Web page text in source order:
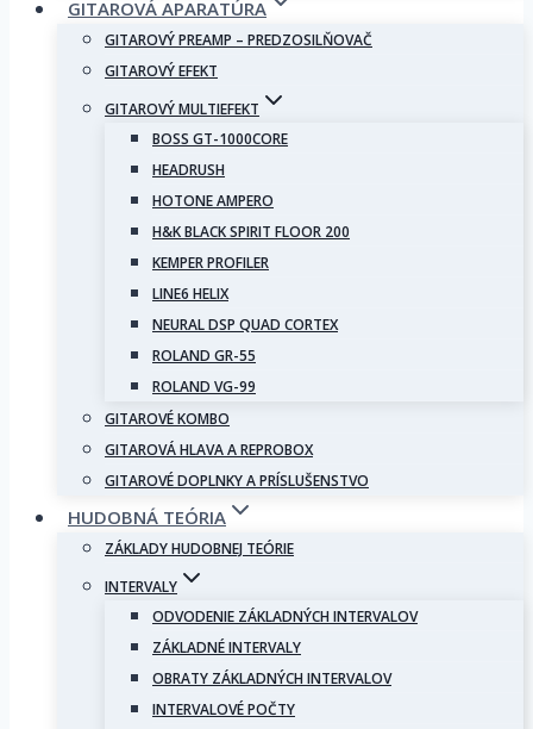
GITAROVÁ APARATÚRA
GITAROVÝ PREAMP – PREDZOSILŇOVAČ
GITAROVÝ EFEKT
GITAROVÝ MULTIEFEKT
BOSS GT-1000CORE
HEADRUSH
HOTONE AMPERO
H&K BLACK SPIRIT FLOOR 200
KEMPER PROFILER
LINE6 HELIX
NEURAL DSP QUAD CORTEX
ROLAND GR-55
ROLAND VG-99
GITAROVÉ KOMBO
GITAROVÁ HLAVA A REPROBOX
GITAROVÉ DOPLNKY A PRÍSLUŠENSTVO
HUDOBNÁ TEÓRIA
ZÁKLADY HUDOBNEJ TEÓRIE
INTERVALY
ODVODENIE ZÁKLADNÝCH INTERVALOV
ZÁKLADNÉ INTERVALY
OBRATY ZÁKLADNÝCH INTERVALOV
INTERVALOVÉ POČTY